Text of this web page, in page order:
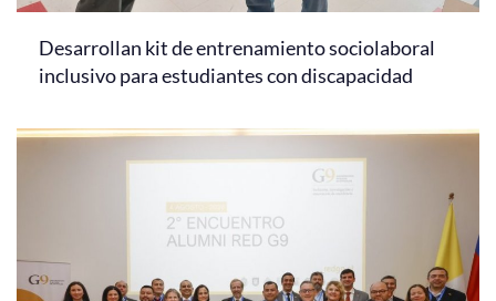
Desarrollan kit de entrenamiento sociolaboral
inclusivo para estudiantes con discapacidad